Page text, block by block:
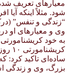
معیارهای تعریف
شود. مثلاً اینکه آیا
“زندگی و تنفس”
وی و معیارهای او
به خود
ساده‌ای تاکید کرد:
بزرگ، وی و زندگی